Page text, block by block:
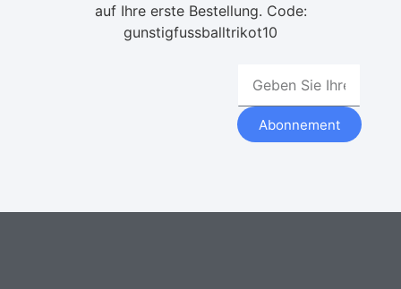
auf Ihre erste Bestellung. Code:
gunstigfussballtrikot10
Abonnement